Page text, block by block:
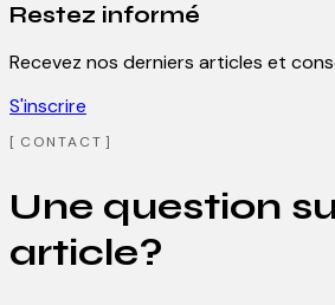
Restez informé
Recevez nos derniers articles et
S'inscrire
CONTACT
Une question
article?